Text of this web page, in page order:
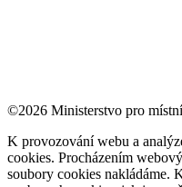
©2026 Ministerstvo pro
K provozování webu a
cookies. Procházením
soubory cookies nakládáme.